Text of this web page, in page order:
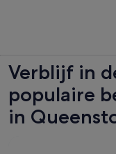
Verblijf in
populaire
in